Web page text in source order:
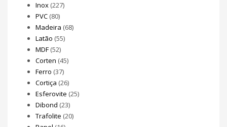
Inox (227)
PVC (80)
Madeira (68)
Latão (55)
MDF (52)
Corten (45)
Ferro (37)
Cortiça (26)
Esferovite (25)
Dibond (23)
Trafolite (20)